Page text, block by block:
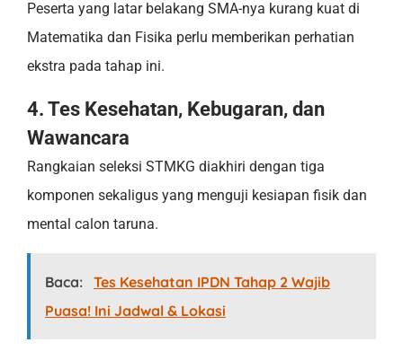
Peserta yang latar belakang SMA-nya kurang kuat di
Matematika dan Fisika perlu memberikan perhatian
ekstra pada tahap ini.
4. Tes Kesehatan, Kebugaran, dan
Wawancara
Rangkaian seleksi STMKG diakhiri dengan tiga
komponen sekaligus yang menguji kesiapan fisik dan
mental calon taruna.
Baca: Tes Kesehatan IPDN Tahap 2 Wajib
Puasa! Ini Jadwal & Lokasi